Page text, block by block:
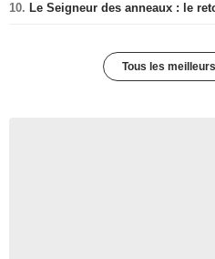
10. Le Seigneur des anneaux : le
Tous les